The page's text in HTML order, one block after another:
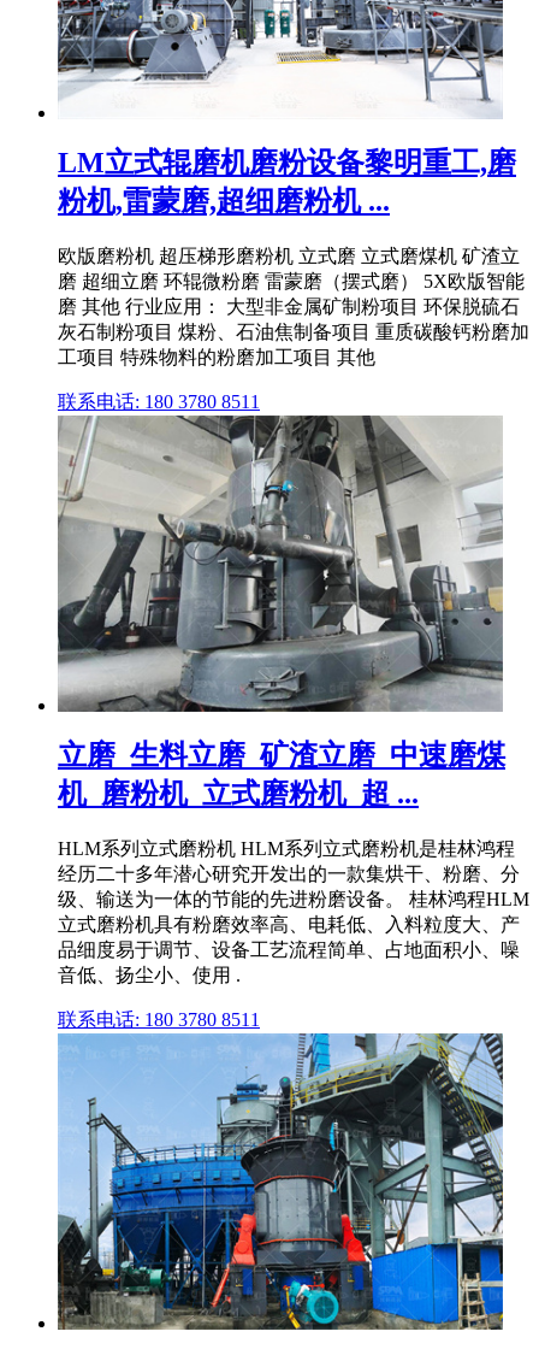
LM立式辊磨机磨粉设备黎明重工,磨
粉机,雷蒙磨,超细磨粉机 ...
欧版磨粉机 超压梯形磨粉机 立式磨 立式磨煤机 矿渣立
磨 超细立磨 环辊微粉磨 雷蒙磨（摆式磨） 5X欧版智能
磨 其他 行业应用： 大型非金属矿制粉项目 环保脱硫石
灰石制粉项目 煤粉、石油焦制备项目 重质碳酸钙粉磨加
工项目 特殊物料的粉磨加工项目 其他
联系电话: 180 3780 8511
立磨_生料立磨_矿渣立磨_中速磨煤
机_磨粉机_立式磨粉机_超 ...
HLM系列立式磨粉机 HLM系列立式磨粉机是桂林鸿程
经历二十多年潜心研究开发出的一款集烘干、粉磨、分
级、输送为一体的节能的先进粉磨设备。 桂林鸿程HLM
立式磨粉机具有粉磨效率高、电耗低、入料粒度大、产
品细度易于调节、设备工艺流程简单、占地面积小、噪
音低、扬尘小、使用 .
联系电话: 180 3780 8511